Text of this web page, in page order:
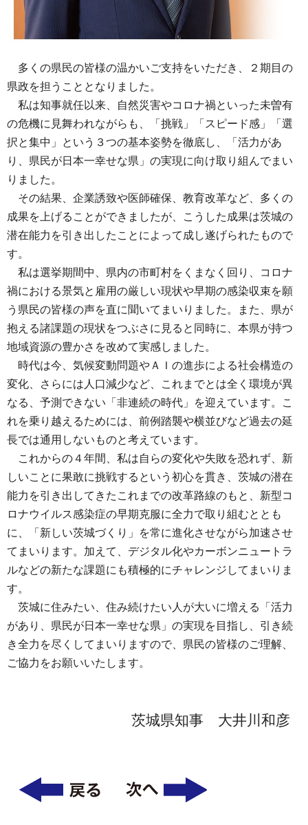
多 くの県民の皆様の温かいご支持をいただき、２期目の
県政を担うこととなりました。
私は知事就任以来、自然災害やコロナ禍といった未曽有
の危機に見舞われながらも、「挑戦」「スピード感」「選
択と集中」という３つの基本姿勢を徹底し、「活力があ
り、県民が日本一幸せな県」の実現に向け取り組んでまい
りました。
その結果、企業誘致や医師確保、教育改革など、多くの
成果を上げることができましたが、こうした成果は茨城の
潜在能力を引き出したことによって成し遂げられたもので
す。
私は選挙期間中、県内の市町村をくまなく回り、コロナ
禍における景気と雇用の厳しい現状や早期の感染収束を願
う県民の皆様の声を直に聞いてまいりました。また、県が
抱える諸課題の現状をつぶさに見ると同時に、本県が持つ
地域資源の豊かさを改めて実感しました。
時代は今、気候変動問題やＡＩの進歩による社会構造の
変化、さらには人口減少など、これまでとは全く環境が異
なる、予測できない「非連続の時代」を迎えています。こ
れを乗り越えるためには、前例踏襲や横並びなど過去の延
長では通用しないものと考えています。
これからの４年間、私は自らの変化や失敗を恐れず、新
しいことに果敢に挑戦するという初心を貫き、茨城の潜在
能力を引き出してきたこれまでの改革路線のもと、新型コ
ロナウイルス感染症の早期克服に全力で取り組むととも
に、「新しい茨城づくり」を常に進化させながら加速させ
てまいります。加えて、デジタル化やカーボンニュートラ
ルなどの新たな課題にも積極的にチャレンジしてまいりま
す。
茨城に住みたい、住み続けたい人が大いに増える「活力
があり、県民が日本一幸せな県」の実現を目指し、引き続
き全力を尽くしてまいりますので、県民の皆様のご理解、
ご協力をお願いいたします。
茨城県知事 大井川和彦